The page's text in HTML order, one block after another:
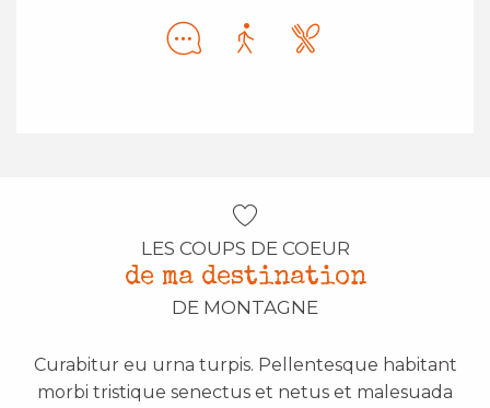
LES COUPS DE COEUR
de ma destination
DE MONTAGNE
Curabitur eu urna turpis. Pellentesque habitant
morbi tristique senectus et netus et malesuada